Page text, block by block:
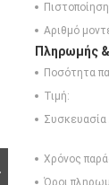
Αριθμό
Πληρωμής
Ποσότητα
Τιμή:
Συσκευασία
Χρόνος